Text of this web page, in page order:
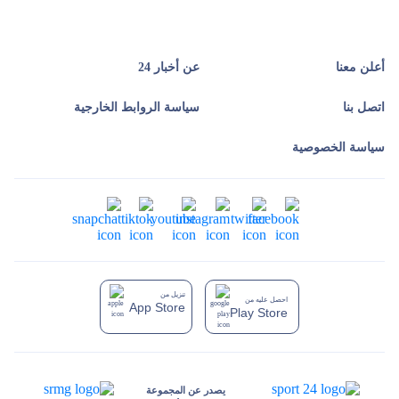
يصدر عن المجموعة
أعلن معنا عن أخبار 24
اتصل بنا سياسة الروابط الخارجية
سياسة الخصوصية
تنزيل من
App Store
احصل عليه من
Play Store